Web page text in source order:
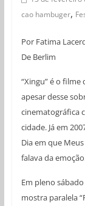
cao hambuger,
Por Fatima
De Berlim
“Xingu” é o
apesar desse
cinematográfica
cidade. Já em
Dia em que
falava da
Em pleno
mostra paralela